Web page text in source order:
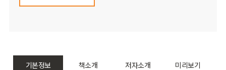
기본정보 책소개 저자소개 미리보기